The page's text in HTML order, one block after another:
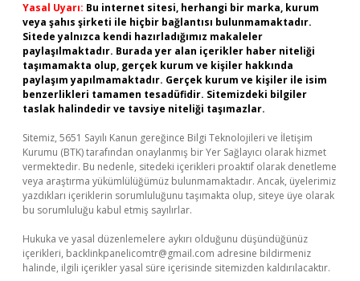
Yasal Uyarı: Bu internet sitesi, herhangi bir marka, kurum
veya şahıs şirketi ile hiçbir bağlantısı bulunmamaktadır.
Sitede yalnızca kendi hazırladığımız makaleler
paylaşılmaktadır. Burada yer alan içerikler haber niteliği
taşımamakta olup, gerçek kurum ve kişiler hakkında
paylaşım yapılmamaktadır. Gerçek kurum ve kişiler ile isim
benzerlikleri tamamen tesadüfidir. Sitemizdeki bilgiler
taslak halindedir ve tavsiye niteliği taşımazlar.
Sitemiz, 5651 Sayılı Kanun gereğince Bilgi Teknolojileri ve İletişim
Kurumu (BTK) tarafından onaylanmış bir Yer Sağlayıcı olarak hizmet
vermektedir. Bu nedenle, sitedeki içerikleri proaktif olarak denetleme
veya araştırma yükümlülüğümüz bulunmamaktadır. Ancak, üyelerimiz
yazdıkları içeriklerin sorumluluğunu taşımakta olup, siteye üye olarak
bu sorumluluğu kabul etmiş sayılırlar.
Hukuka ve yasal düzenlemelere aykırı olduğunu düşündüğünüz
içerikleri, backlinkpanelicomtr@gmail.com adresine bildirmeniz
halinde, ilgili içerikler yasal süre içerisinde sitemizden kaldırılacaktır.